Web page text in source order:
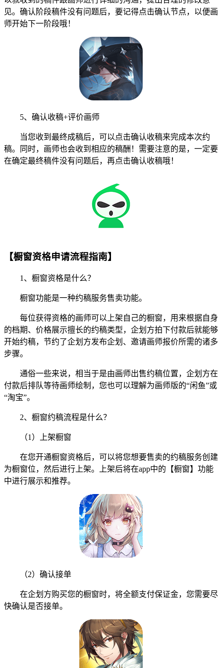
见。确认阶段稿件没有问题后，要记得点击确认节点，以便画
师开始下一阶段哦！
5、确认收稿+评价画师
当您收到最终成稿后，可以点击确认收稿来完成本次约
稿。同时，画师也会收到相应的稿酬！需要注意的是，一定要
在确定最终稿件没有问题后，再点击确认收稿哦！
【橱窗资格申请流程指南】
1、橱窗资格是什么？
橱窗功能是一种约稿服务售卖功能。
每位获得资格的画师可以上架自己的橱窗，用来根据自身
的档期、价格展示擅长的约稿类型，企划方拍下付款后就能够
开始约稿，节约了企划方发布企划、邀请画师报价所需的诸多
步骤。
通俗一些来说，相当于是由画师出售约稿位置，企划方在
付款后排队等待画师绘制，您也可以理解为画师版的“闲鱼”或
“淘宝”。
2、橱窗约稿流程是什么？
（1）上架橱窗
在您开通橱窗资格后，可以将您想要售卖的约稿服务创建
为橱窗位，然后进行上架。上架后将在app中的【橱窗】功能
中进行展示和推荐。
（2）确认接单
在企划方购买您的橱窗时，将全额支付保证金，您需要尽
快确认是否接单。